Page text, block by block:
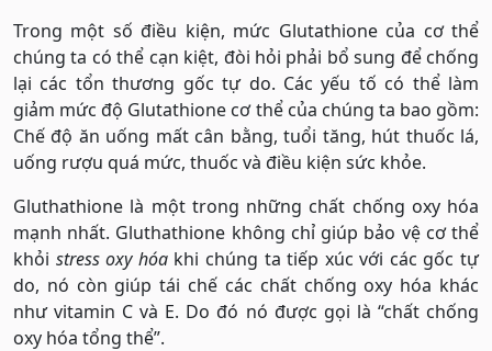
Trong một số điều kiện, mức Glutathione của cơ thể
chúng ta có thể cạn kiệt, đòi hỏi phải bổ sung để chống
lại các tổn thương gốc tự do. Các yếu tố có thể làm
giảm mức độ Glutathione cơ thể của chúng ta bao gồm:
Chế độ ăn uống mất cân bằng, tuổi tăng, hút thuốc lá,
uống rượu quá mức, thuốc và điều kiện sức khỏe.
Gluthathione là một trong những chất chống oxy hóa
mạnh nhất. Gluthathione không chỉ giúp bảo vệ cơ thể
khỏi stress oxy hóakhi chúng ta tiếp xúc với các gốc tự
do, nó còn giúp tái chế các chất chống oxy hóa khác
như vitamin C và E. Do đó nó được gọi là “chất chống
oxy hóa tổng thể”.